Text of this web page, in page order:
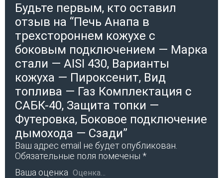
Будьте первым, кто оставил
отзыв на “Печь Анапа в
трехстороннем кожухе с
боковым подключением — Марка
стали — AISI 430, Варианты
кожуха — Пироксенит, Вид
топлива — Газ Комплектация с
САБК-40, Защита топки —
Футеровка, Боковое подключение
дымохода — Сзади”
Ваш адрес email не будет опубликован.
Обязательные поля помечены *
Ваша оценка